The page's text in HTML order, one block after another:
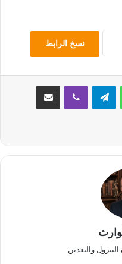
نسخ الرابط
واتساب تيلقرام ڤايبر مشاركة عبر البريد
والتعدين